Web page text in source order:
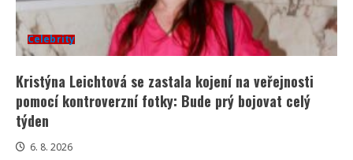
Celebrity
Kristýna Leichtová se zastala kojení na veřejnosti
pomocí kontroverzní fotky: Bude prý bojovat celý
týden
6. 8. 2026